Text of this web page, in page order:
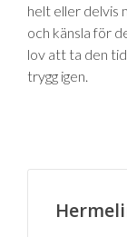
helt eller delvis
och känsla för
lov att ta den
trygg igen.